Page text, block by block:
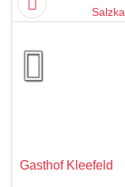
Gasthof Kleefeld